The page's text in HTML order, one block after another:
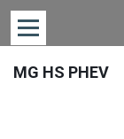
TRANG
MG HS PHEV